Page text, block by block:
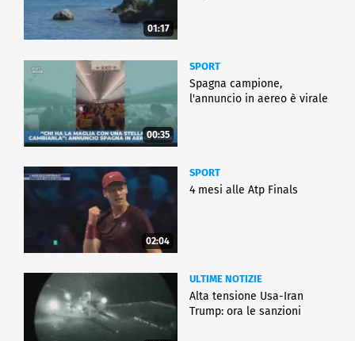
01:17
00:35
SPORT
Spagna campione,
l'annuncio in aereo è virale
02:04
SPORT
4 mesi alle Atp Finals
ULTIME NOTIZIE
Alta tensione Usa-Iran
Trump: ora le sanzioni